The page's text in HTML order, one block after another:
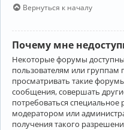
Вернуться к началу
Почему мне
Некоторые форумы
пользователям или группам
просматривать такие
сообщения, совершать
потребоваться
модератором или
получения такого